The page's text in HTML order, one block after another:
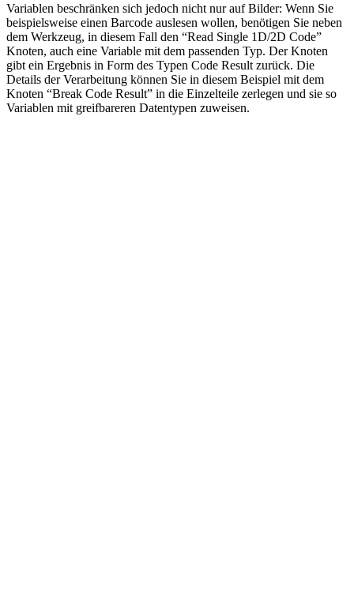
Variablen beschränken sich jedoch nicht nur auf Bilder: Wenn Sie
beispielsweise einen Barcode auslesen wollen, benötigen Sie neben
dem Werkzeug, in diesem Fall den “Read Single 1D/2D Code”
Knoten, auch eine Variable mit dem passenden Typ. Der Knoten
gibt ein Ergebnis in Form des Typen Code Result zurück. Die
Details der Verarbeitung können Sie in diesem Beispiel mit dem
Knoten “Break Code Result” in die Einzelteile zerlegen und sie so
Variablen mit greifbareren Datentypen zuweisen.